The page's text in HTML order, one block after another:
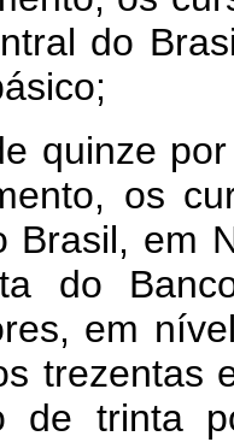
do
por
os
Brasil, em
do
em
trezentas
de trinta